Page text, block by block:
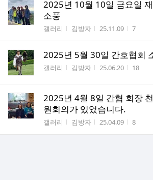
2025년 10월 10일 금요일
소풍
게시판명
갤러리 작성자
김방자 작성시간
25.11.09 조회수
7
2025년 5월 30일 간호협회
게시판명
갤러리 작성자
김방자 작성시간
25.06.20 조회수
18
2025년 4월 8일 간협 회장
원회의가 있었습니다.
게시판명
갤러리 작성자
김방자 작성시간
25.04.09 조회수
8